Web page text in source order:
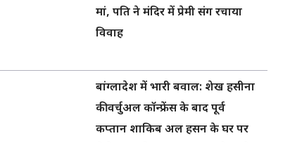
मां, पति ने मंदिर में प्रेमी संग रचाया
विवाह
बांग्लादेश में भारी बवाल: शेख हसीना
की वर्चुअल कॉन्फ्रेंस के बाद पूर्व
कप्तान शाकिब अल हसन के घर पर